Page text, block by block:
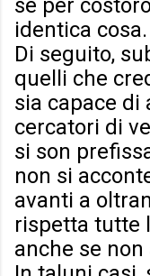
se per
identica cosa.
Di seguito,
quelli che
sia capace di
cercatori di
si son
non si
avanti a
rispetta tutte
anche se